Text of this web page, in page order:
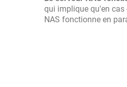
qui implique qu'en cas
NAS fonctionne en